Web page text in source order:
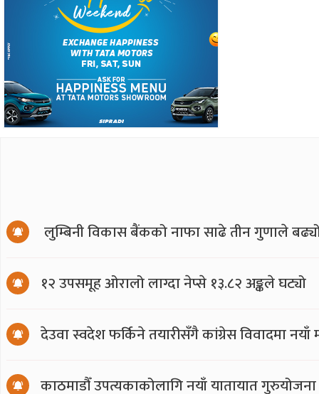
लुम्बिनी विकास बैंकको नाफा साढे तीन गुणाले
१२ उपसमूह ओरालो लाग्दा नेप्से १३.८२ अङ्कले घट्यो
देउवा स्वदेश फर्किने तयारीसँगै कांग्रेस विवादमा
काठमाडौँ उपत्यकाकोलागि नयाँ यातायात